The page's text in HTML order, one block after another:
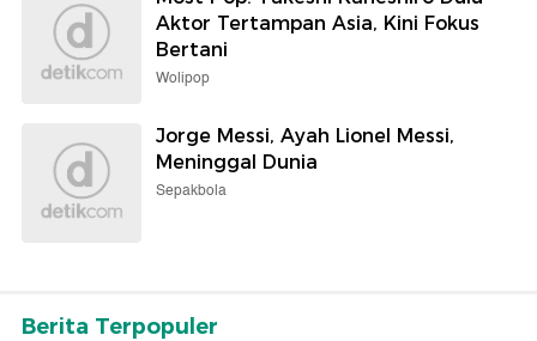
Aktor Tertampan Asia, Kini Fokus
Bertani
Wolipop
Jorge Messi, Ayah Lionel Messi,
Meninggal Dunia
Sepakbola
Berita Terpopuler